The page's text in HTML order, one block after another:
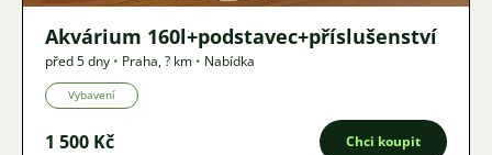
Akvárium 160l+podstavec+příslušenství
před 5 dny • Praha,? km • Nabídka
Vybavení
1 500 Kč Chci koupit